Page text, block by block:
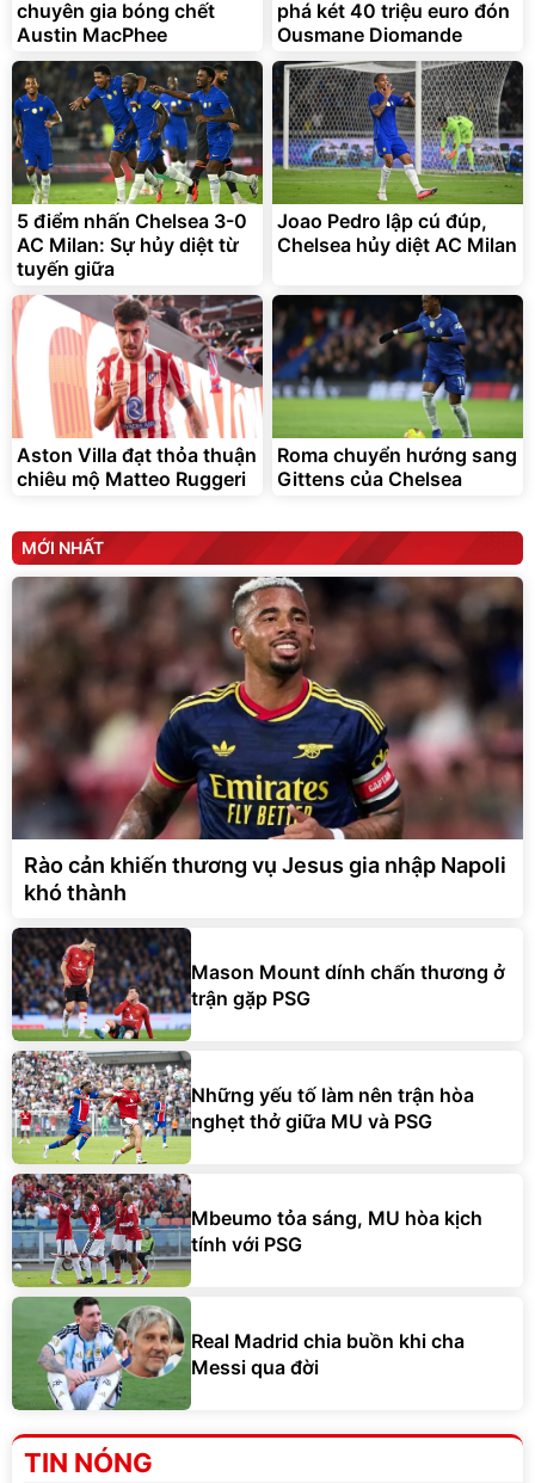
chuyên gia bóng chết
Austin MacPhee
phá két 40 triệu euro đón
Ousmane Diomande
5 điểm nhấn Chelsea 3-0
AC Milan: Sự hủy diệt từ
tuyến giữa
Joao Pedro lập cú đúp,
Chelsea hủy diệt AC Milan
Aston Villa đạt thỏa thuận
chiêu mộ Matteo Ruggeri
Roma chuyển hướng sang
Gittens của Chelsea
MỚI NHẤT
Rào cản khiến thương vụ Jesus gia nhập Napoli
khó thành
Mason Mount dính chấn thương ở
trận gặp PSG
Những yếu tố làm nên trận hòa
nghẹt thở giữa MU và PSG
Mbeumo tỏa sáng, MU hòa kịch
tính với PSG
Real Madrid chia buồn khi cha
Messi qua đời
TIN NÓNG